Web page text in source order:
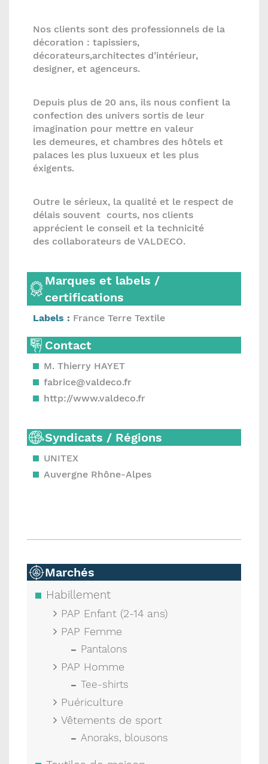
Nos clients sont des professionnels de la
décoration : tapissiers,
décorateurs,architectes d’intérieur,
designer, et agenceurs.
Depuis plus de 20 ans, ils nous confient la
confection des univers sortis de leur
imagination pour mettre en valeur
les demeures, et chambres des hôtels et
palaces les plus luxueux et les plus
éxigents.
Outre le sérieux, la qualité et le respect de
délais souvent courts, nos clients
apprécient le conseil et la technicité
des collaborateurs de VALDECO.
Marques et labels /
certifications
Labels : France Terre Textile
Contact
M. Thierry HAYET
fabrice@valdeco.fr
http://www.valdeco.fr
Syndicats / Régions
UNITEX
Auvergne Rhône-Alpes
Marchés
Habillement
PAP Enfant (2-14 ans)
PAP Femme
Pantalons
PAP Homme
Tee-shirts
Puériculture
Vêtements de sport
Anoraks, blousons